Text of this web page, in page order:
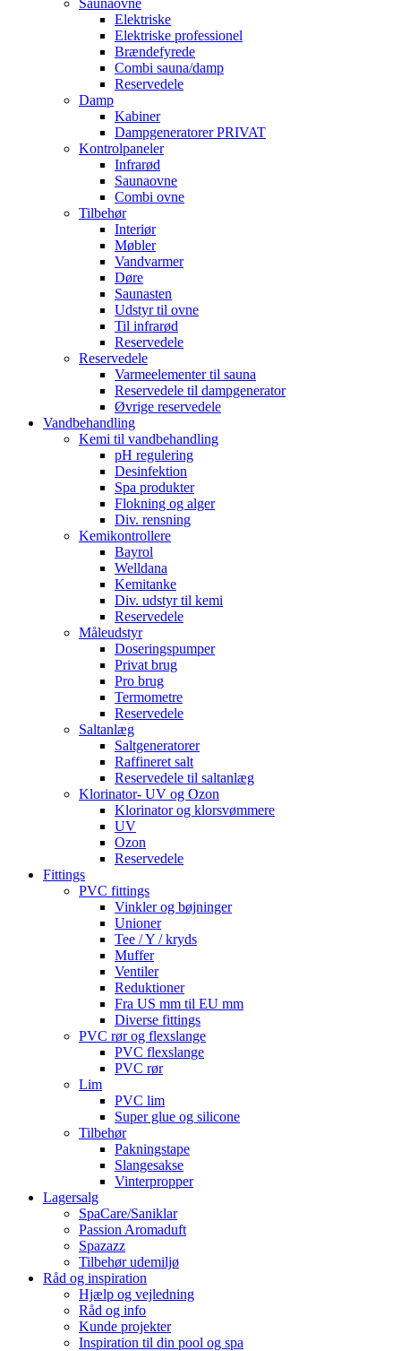
Saunaovne
Elektriske
Elektriske professionel
Brændefyrede
Combi sauna/damp
Reservedele
Damp
Kabiner
Dampgeneratorer PRIVAT
Kontrolpaneler
Infrarød
Saunaovne
Combi ovne
Tilbehør
Interiør
Møbler
Vandvarmer
Døre
Saunasten
Udstyr til ovne
Til infrarød
Reservedele
Reservedele
Varmeelementer til sauna
Reservedele til dampgenerator
Øvrige reservedele
Vandbehandling
Kemi til vandbehandling
pH regulering
Desinfektion
Spa produkter
Flokning og alger
Div. rensning
Kemikontrollere
Bayrol
Welldana
Kemitanke
Div. udstyr til kemi
Reservedele
Måleudstyr
Doseringspumper
Privat brug
Pro brug
Termometre
Reservedele
Saltanlæg
Saltgeneratorer
Raffineret salt
Reservedele til saltanlæg
Klorinator- UV og Ozon
Klorinator og klorsvømmere
UV
Ozon
Reservedele
Fittings
PVC fittings
Vinkler og bøjninger
Unioner
Tee / Y / kryds
Muffer
Ventiler
Reduktioner
Fra US mm til EU mm
Diverse fittings
PVC rør og flexslange
PVC flexslange
PVC rør
Lim
PVC lim
Super glue og silicone
Tilbehør
Pakningstape
Slangesakse
Vinterpropper
Lagersalg
SpaCare/Saniklar
Passion Aromaduft
Spazazz
Tilbehør udemiljø
Råd og inspiration
Hjælp og vejledning
Råd og info
Kunde projekter
Inspiration til din pool og spa